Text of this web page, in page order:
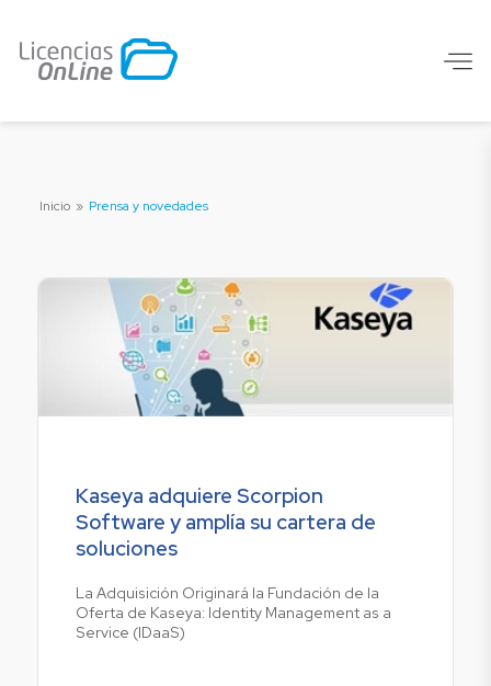
Inicio » Prensa y novedades
Kaseya adquiere Scorpion
Software y amplía su cartera de
soluciones
La Adquisición Originará la Fundación de la
Oferta de Kaseya: Identity Management as a
Service (IDaaS)